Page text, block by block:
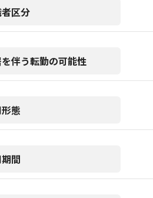
区分
伴う転勤の可能性
態
間